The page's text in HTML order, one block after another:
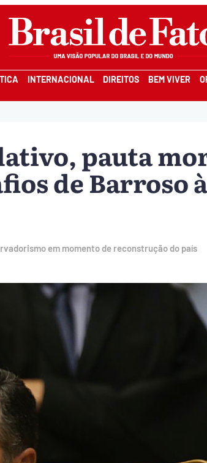
INTERNACIONAL DIREITOS BEM VIVER
pauta
de Barroso à
em momento de reconstrução do país